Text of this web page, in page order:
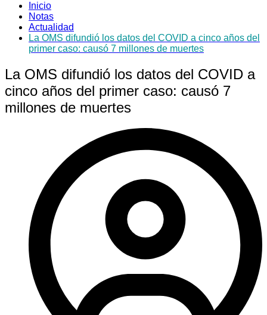
Inicio
Notas
Actualidad
La OMS difundió los datos del COVID a cinco años del
primer caso: causó 7 millones de muertes
La OMS difundió los datos del COVID a
cinco años del primer caso: causó 7
millones de muertes